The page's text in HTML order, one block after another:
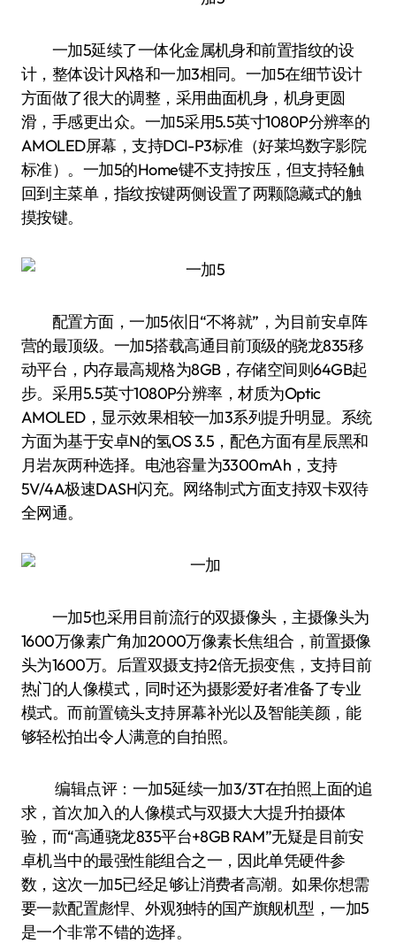
一加5延续了一体化金属机身和前置指纹的设
计，整体设计风格和一加3相同。一加5在细节设计
方面做了很大的调整，采用曲面机身，机身更圆
滑，手感更出众。一加5采用5.5英寸1080P分辨率的
AMOLED屏幕，支持DCI-P3标准（好莱坞数字影院
标准）。一加5的Home键不支持按压，但支持轻触
回到主菜单，指纹按键两侧设置了两颗隐藏式的触
摸按键。
配置方面，一加5依旧“不将就”，为目前安卓阵
营的最顶级。一加5搭载高通目前顶级的骁龙835移
动平台，内存最高规格为8GB，存储空间则64GB起
步。采用5.5英寸1080P分辨率，材质为Optic
AMOLED，显示效果相较一加3系列提升明显。系统
方面为基于安卓N的氢OS 3.5，配色方面有星辰黑和
月岩灰两种选择。电池容量为3300mAh，支持
5V/4A极速DASH闪充。网络制式方面支持双卡双待
全网通。
一加5也采用目前流行的双摄像头，主摄像头为
1600万像素广角加2000万像素长焦组合，前置摄像
头为1600万。后置双摄支持2倍无损变焦，支持目前
热门的人像模式，同时还为摄影爱好者准备了专业
模式。而前置镜头支持屏幕补光以及智能美颜，能
够轻松拍出令人满意的自拍照。
编辑点评：一加5延续一加3/3T在拍照上面的追
求，首次加入的人像模式与双摄大大提升拍摄体
验，而“高通骁龙835平台+8GB RAM”无疑是目前安
卓机当中的最强性能组合之一，因此单凭硬件参
数，这次一加5已经足够让消费者高潮。如果你想需
要一款配置彪悍、外观独特的国产旗舰机型，一加5
是一个非常不错的选择。